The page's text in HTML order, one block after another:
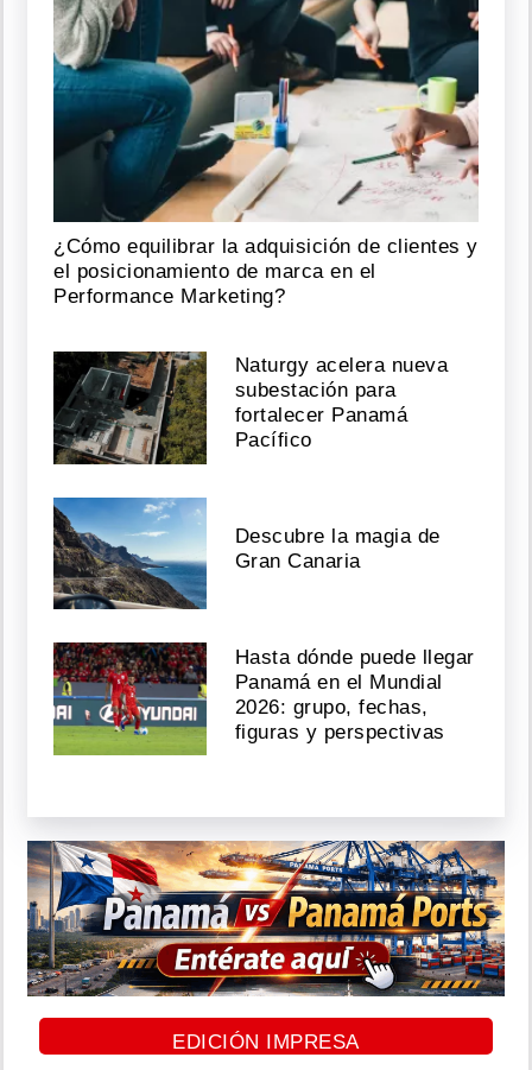
¿Cómo equilibrar la adquisición de clientes y
el posicionamiento de marca en el
Performance Marketing?
Naturgy acelera nueva
subestación para
fortalecer Panamá
Pacífico
Descubre la magia de
Gran Canaria
Hasta dónde puede llegar
Panamá en el Mundial
2026: grupo, fechas,
figuras y perspectivas
EDICIÓN IMPRESA